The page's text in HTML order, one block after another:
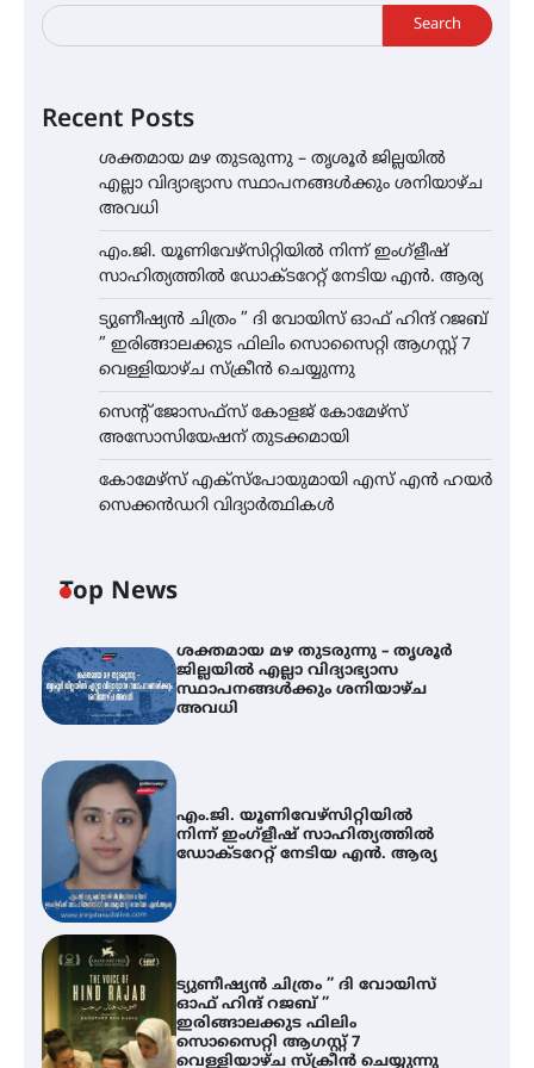
Search
Recent Posts
ശക്തമായ മഴ തുടരുന്നു – തൃശൂർ ജില്ലയിൽ
എല്ലാ വിദ്യാഭ്യാസ സ്ഥാപനങ്ങൾക്കും ശനിയാഴ്ച
അവധി
എം.ജി. യൂണിവേഴ്‌സിറ്റിയിൽ നിന്ന് ഇംഗ്ളീഷ്
സാഹിത്യത്തിൽ ഡോക്ടറേറ്റ് നേടിയ എൻ. ആര്യ
ട്യുണീഷ്യൻ ചിത്രം ” ദി വോയിസ് ഓഫ് ഹിന്ദ് റജബ്
” ഇരിങ്ങാലക്കുട ഫിലിം സൊസൈറ്റി ആഗസ്റ്റ് 7
വെള്ളിയാഴ്ച സ്‌ക്രീൻ ചെയ്യുന്നു
സെന്റ് ജോസഫ്സ് കോളജ് കോമേഴ്‌സ്
അസോസിയേഷന് തുടക്കമായി
കോമേഴ്സ് എക്സ്പോയുമായി എസ് എൻ ഹയർ
സെക്കൻഡറി വിദ്യാർത്ഥികൾ
Top News
ശക്തമായ മഴ തുടരുന്നു – തൃശൂർ
ജില്ലയിൽ എല്ലാ വിദ്യാഭ്യാസ
സ്ഥാപനങ്ങൾക്കും ശനിയാഴ്ച
അവധി
എം.ജി. യൂണിവേഴ്‌സിറ്റിയിൽ
നിന്ന് ഇംഗ്ളീഷ് സാഹിത്യത്തിൽ
ഡോക്ടറേറ്റ് നേടിയ എൻ. ആര്യ
ട്യുണീഷ്യൻ ചിത്രം ” ദി വോയിസ്
ഓഫ് ഹിന്ദ് റജബ് ”
ഇരിങ്ങാലക്കുട ഫിലിം
സൊസൈറ്റി ആഗസ്റ്റ് 7
വെള്ളിയാഴ്ച സ്‌ക്രീൻ ചെയ്യുന്നു